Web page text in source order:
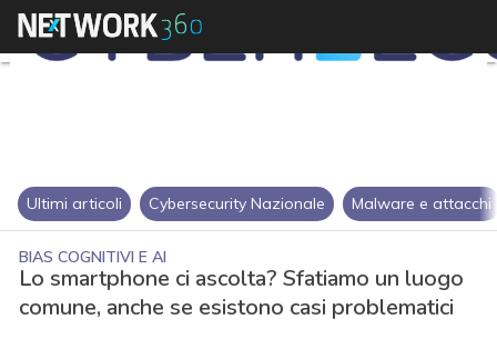
Ultimi articoli Cybersecurity Nazionale Malware e attacchi
BIAS COGNITIVI E AI
Lo smartphone ci ascolta? Sfatiamo un luogo
comune, anche se esistono casi problematici